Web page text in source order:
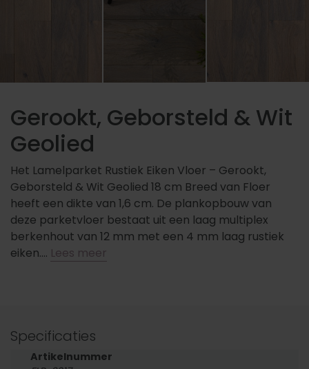
Gerookt, Geborsteld & Wit
Geolied
Het Lamelparket Rustiek Eiken Vloer – Gerookt,
Geborsteld & Wit Geolied 18 cm Breed van Floer
heeft een dikte van 1,6 cm. De plankopbouw van
deze parketvloer bestaat uit een laag multiplex
berkenhout van 12 mm met een 4 mm laag rustiek
eiken…. Lees meer
Specificaties
Artikelnummer